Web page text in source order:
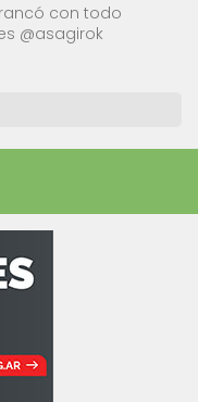
con todo
@asagirok